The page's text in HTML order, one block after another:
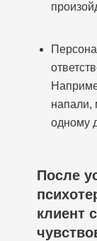
напали,
одному
После
клиент